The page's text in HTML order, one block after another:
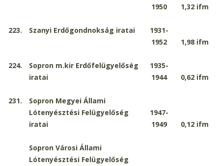
1950
1,32 ifm
223. Szanyi Erdőgondnokság iratai
1931-
1952
1,98 ifm
224.
Sopron m.kir Erdőfelügyelőség
iratai
1935-
1944
0,62 ifm
231.
Sopron Megyei Állami
Lótenyésztési Felügyelőség
iratai
1947-
1949
0,12 ifm
Sopron Városi Állami
Lótenyésztési Felügyelőség